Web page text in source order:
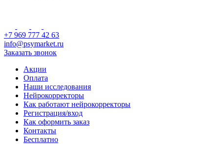
+7 969 777 42 63
info@psymarket.ru
Заказать звонок
Акции
Оплата
Наши исследования
Нейрокорректоры
Как работают нейрокорректоры
Регистрация/вход
Как оформить заказ
Контакты
Бесплатно